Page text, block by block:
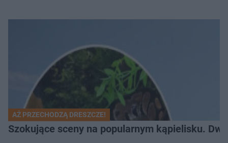
AŻ PRZECHODZĄ DRESZCZE!
Szokujące sceny na popularnym kąpielisku.